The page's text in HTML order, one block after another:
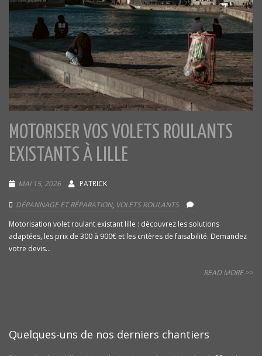
MOTORISER VOS VOLETS ROULANTS
EXISTANTS À LILLE
MAI 15, 2026 PATRICK
DÉPANNAGE ET RÉPARATION, VOLETS ROULANTS
Motorisation volet roulant existant lille : découvrez les solutions
adaptées, les prix de 300 à 900€ et les critères de faisabilité. Demandez
votre devis...
READ MORE >>
Quelques-uns de nos derniers chantiers